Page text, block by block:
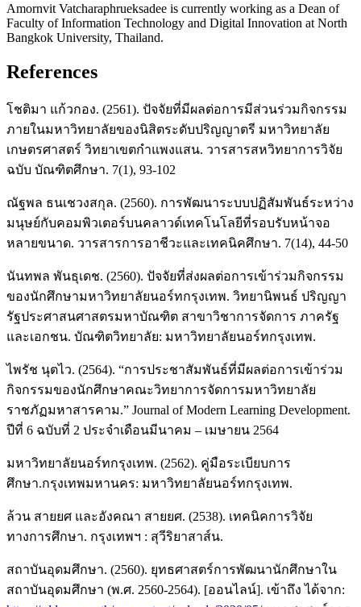
Amornvit Vatcharaphrueksadee is currently working as a Dean of
Faculty of Information Technology and Digital Innovation at North
Bangkok University, Thailand.
References
โชติมา แก้วกอง. (2561). ปัจจัยที่มีผลต่อการมีส่วนร่วมกิจกรรม
ภายในมหาวิทยาลัยของนิสิตระดับปริญญาตรี มหาวิทยาลัย
เกษตรศาสตร์ วิทยาเขตกำแพงแสน. วารสารสหวิทยาการวิจัย
ฉบับ บัณฑิตศึกษา. 7(1), 93-102
ณัฐพล ธนเชวงสกุล. (2560). การพัฒนาระบบปฏิสัมพันธ์ระหว่าง
มนุษย์กับคอมพิวเตอร์บนคลาวด์เทคโนโลยีที่รอบรับหน้าจอ
หลายขนาด. วารสารการอาชีวะและเทคนิคศึกษา. 7(14), 44-50
นันทพล พันธุเดช. (2560). ปัจจัยที่ส่งผลต่อการเข้าร่วมกิจกรรม
ของนักศึกษามหาวิทยาลัยนอร์ทกรุงเทพ. วิทยานิพนธ์ ปริญญา
รัฐประศาสนศาสตรมหาบัณฑิต สาขาวิชาการจัดการ ภาครัฐ
และเอกชน. บัณฑิตวิทยาลัย: มหาวิทยาลัยนอร์ทกรุงเทพ.
ไพรัช นุตไว. (2564). “การประชาสัมพันธ์ที่มีผลต่อการเข้าร่วม
กิจกรรมของนักศึกษาคณะวิทยาการจัดการมหาวิทยาลัย
ราชภัฏมหาสารคาม.” Journal of Modern Learning Development.
ปีที่ 6 ฉบับที่ 2 ประจำเดือนมีนาคม – เมษายน 2564
มหาวิทยาลัยนอร์ทกรุงเทพ. (2562). คู่มือระเบียบการ
ศึกษา.กรุงเทพมหานคร: มหาวิทยาลัยนอร์ทกรุงเทพ.
ล้วน สายยศ และอังคณา สายยศ. (2538). เทคนิคการวิจัย
ทางการศึกษา. กรุงเทพฯ : สุวีริยาสาส์น.
สถาบันอุดมศึกษา. (2560). ยุทธศาสตร์การพัฒนานักศึกษาใน
สถาบันอุดมศึกษา (พ.ศ. 2560-2564). [ออนไลน์]. เข้าถึง ได้จาก: